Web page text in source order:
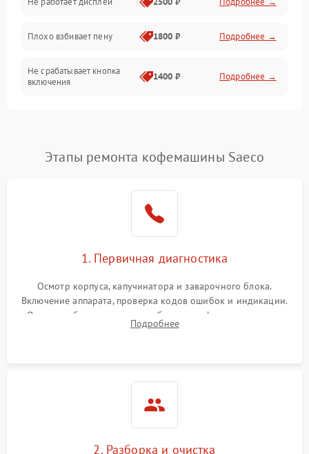
Плохо взбивает пену 1800 ₽ Подробнее →
Не срабатывает кнопка
включения
1400 ₽ Подробнее →
Постоянные сбои в работе 1500 ₽ Подробнее →
Этапы ремонта кофемашины Saeco
1. Первичная диагностика
Осмотр корпуса, капучинатора и заварочного блока.
Включение аппарата, проверка кодов ошибок и индикации.
Оценка работы помпы, термоблока и кофемолки на слух.
Измерение температуры и давления воды для выявления
Подробнее
2. Разборка и очистка